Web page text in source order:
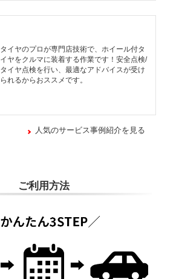
タイヤのプロが専門店技術で、ホイール付タ
イヤをクルマに装着する作業です！安全点検/
タイヤ点検を行い、最適なアドバイスが受け
られるからおススメです。
人気のサービス事例紹介を見る
ご利用方法